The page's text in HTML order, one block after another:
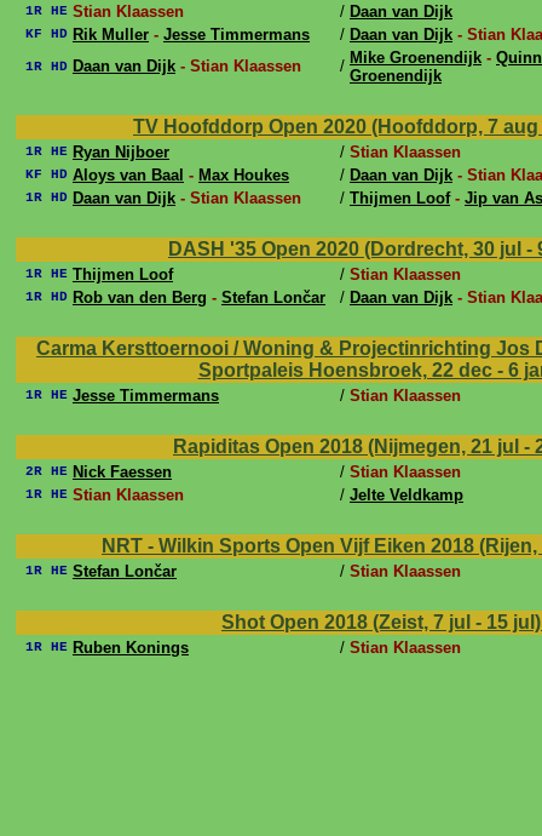
1R HE Stian Klaassen / Daan van Dijk
KF HD Rik Muller - Jesse Timmermans / Daan van Dijk - Stian
1R HD Daan van Dijk - Stian Klaassen / Mike Groenendijk - Quinn
Groenendijk
TV Hoofddorp Open 2020 (Hoofddorp, 7
1R HE Ryan Nijboer / Stian Klaassen
KF HD Aloys van Baal - Max Houkes / Daan van Dijk - Stian
1R HD Daan van Dijk - Stian Klaassen / Thijmen Loof- Jip van
DASH '35 Open 2020 (Dordrecht, 30 jul -
1R HE Thijmen Loof / Stian Klaassen
1R HD Rob van den Berg - Stefan Lončar / Daan van Dijk - Stian
Carma Kersttoernooi / Woning & Projectinrichting Jos
Sportpaleis Hoensbroek, 22 dec - 6
1R HE Jesse Timmermans / Stian Klaassen
Rapiditas Open 2018 (Nijmegen, 21 jul -
2R HE Nick Faessen / Stian Klaassen
1R HE Stian Klaassen / Jelte Veldkamp
NRT - Wilkin Sports Open Vijf Eiken 2018
1R HE Stefan Lončar / Stian Klaassen
Shot Open 2018 (Zeist, 7 jul - 15
1R HE Ruben Konings / Stian Klaassen